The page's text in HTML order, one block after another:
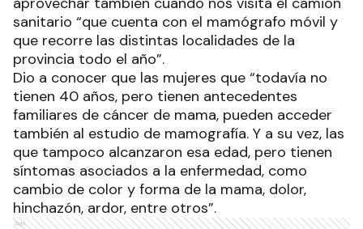
sanitario “que cuenta con el mamógrafo móvil y
que recorre las distintas localidades de la
provincia todo el año”.
Dio a conocer que las mujeres que “todavía no
tienen 40 años, pero tienen antecedentes
familiares de cáncer de mama, pueden acceder
también al estudio de mamografía. Y a su vez, las
que tampoco alcanzaron esa edad, pero tienen
síntomas asociados a la enfermedad, como
cambio de color y forma de la mama, dolor,
hinchazón, ardor, entre otros”.
Ads